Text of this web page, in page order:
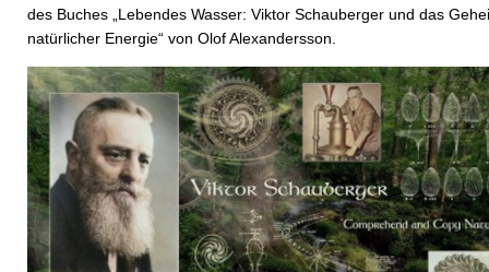
des Buches „Lebendes Wasser: Viktor Schauberger und das
natürlicher Energie“ von Olof Alexandersson.